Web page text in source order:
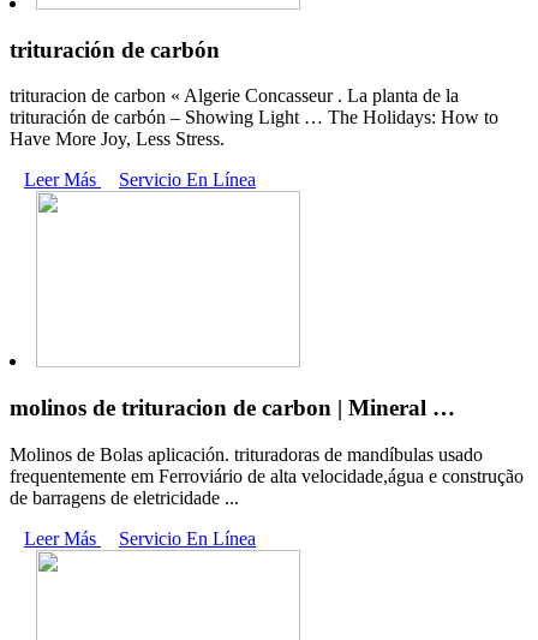
trituración de carbón
trituracion de carbon « Algerie Concasseur . La planta de la
trituración de carbón – Showing Light … The Holidays: How to
Have More Joy, Less Stress.
Leer Más
Servicio En Línea
molinos de trituracion de carbon | Mineral …
Molinos de Bolas aplicación. trituradoras de mandíbulas usado
frequentemente em Ferroviário de alta velocidade,água e construção
de barragens de eletricidade ...
Leer Más
Servicio En Línea